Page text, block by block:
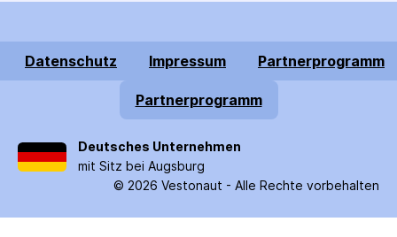
Datenschutz Impressum Partnerprogramm
Partnerprogramm
Deutsches Unternehmen
mit Sitz bei Augsburg
© 2026 Vestonaut - Alle Rechte vorbehalten